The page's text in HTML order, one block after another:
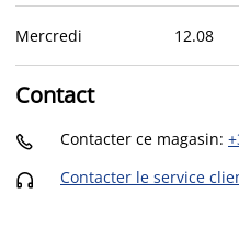
Mercredi 12.08
Contact
 Contacter ce magasin:
 Contacter le service